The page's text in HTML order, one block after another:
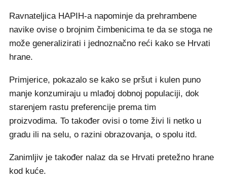
Ravnateljica HAPIH-a napominje da prehrambene
navike ovise o brojnim čimbenicima te da se stoga ne
može generalizirati i jednoznačno reći kako se Hrvati
hrane.
Primjerice, pokazalo se kako se pršut i kulen puno
manje konzumiraju u mlađoj dobnoj populaciji, dok
starenjem rastu preferencije prema tim
proizvodima. To također ovisi o tome živi li netko u
gradu ili na selu, o razini obrazovanja, o spolu itd.
Zanimljiv je također nalaz da se Hrvati pretežno hrane
kod kuće.